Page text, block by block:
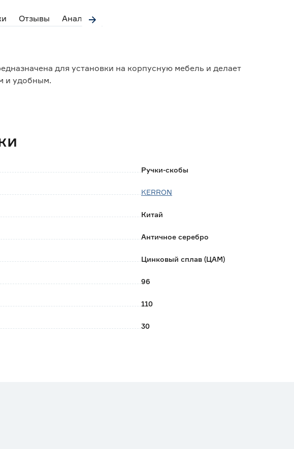
Отзывы Аналоги
для установки на корпусную мебель и делает
и удобным.
в любом чистящем средстве на мыльной основе, не
Ручки-скобы
KERRON
Китай
Античное серебро
Цинковый сплав (ЦАМ)
96
110
30